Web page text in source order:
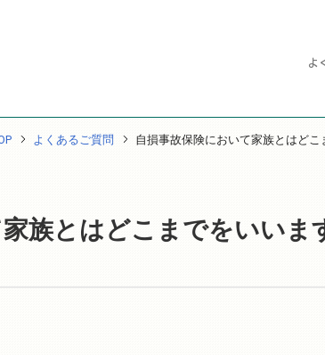
よ
よくあるご質問 自損事故保険において家族とはどこ
族とはどこまでをいいま